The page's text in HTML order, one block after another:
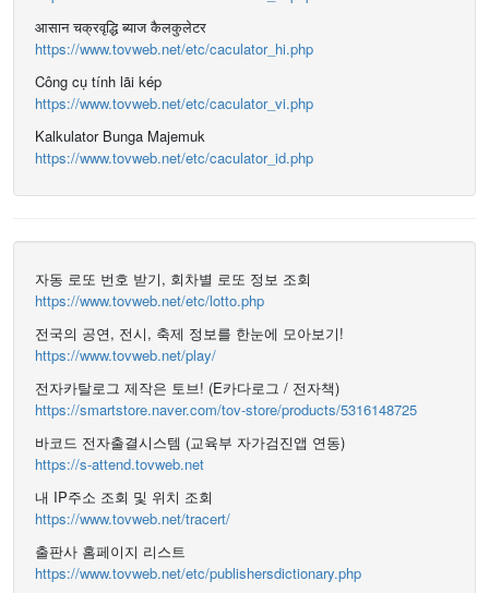
आसान चक्रवृद्धि ब्याज कैलकुलेटर
https://www.tovweb.net/etc/caculator_hi.php
Công cụ tính lãi kép
https://www.tovweb.net/etc/caculator_vi.php
Kalkulator Bunga Majemuk
https://www.tovweb.net/etc/caculator_id.php
자동 로또 번호 받기, 회차별 로또 정보 조회
https://www.tovweb.net/etc/lotto.php
전국의 공연, 전시, 축제 정보를 한눈에 모아보기!
https://www.tovweb.net/play/
전자카탈로그 제작은 토브! (E카다로그 / 전자책)
https://smartstore.naver.com/tov-store/products/5316148725
바코드 전자출결시스템 (교육부 자가검진앱 연동)
https://s-attend.tovweb.net
내 IP주소 조회 및 위치 조회
https://www.tovweb.net/tracert/
출판사 홈페이지 리스트
https://www.tovweb.net/etc/publishersdictionary.php